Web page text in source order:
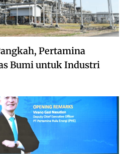
Pertamina
Bumi untuk Industri